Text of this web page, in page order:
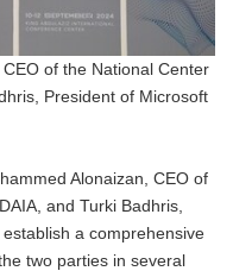
of the National Center
President of Microsoft
Alonaizan, CEO of
and Turki Badhris,
a comprehensive
two parties in several